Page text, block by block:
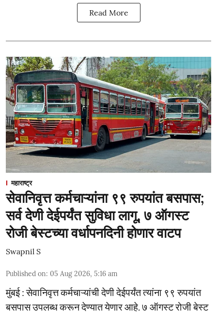
Read More
महाराष्ट्र
सेवानिवृत्त कर्मचाऱ्यांना ९९ रुपयांत बसपास;
सर्व देणी देईपर्यंत सुविधा लागू, ७ ऑगस्ट
रोजी बेस्टच्या वर्धापनदिनी होणार वाटप
Swapnil S
Published on: 05 Aug 2026, 5:16 am
मुंबई : सेवानिवृत्त कर्मचाऱ्यांची देणी देईपर्यंत त्यांना ९९ रुपयांत
बसपास उपलब्ध करून देण्यात येणार आहे. ७ ऑगस्ट रोजी बेस्ट